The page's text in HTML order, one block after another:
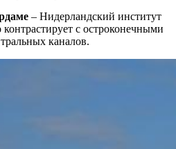
– Нидерландский институт
с остроконечными
каналов.